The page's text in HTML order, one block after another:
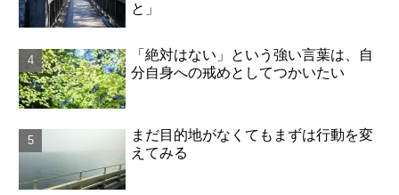
と」
「絶対はない」という強い言葉は、自
分自身への戒めとしてつかいたい
まだ目的地がなくてもまずは行動を変
えてみる